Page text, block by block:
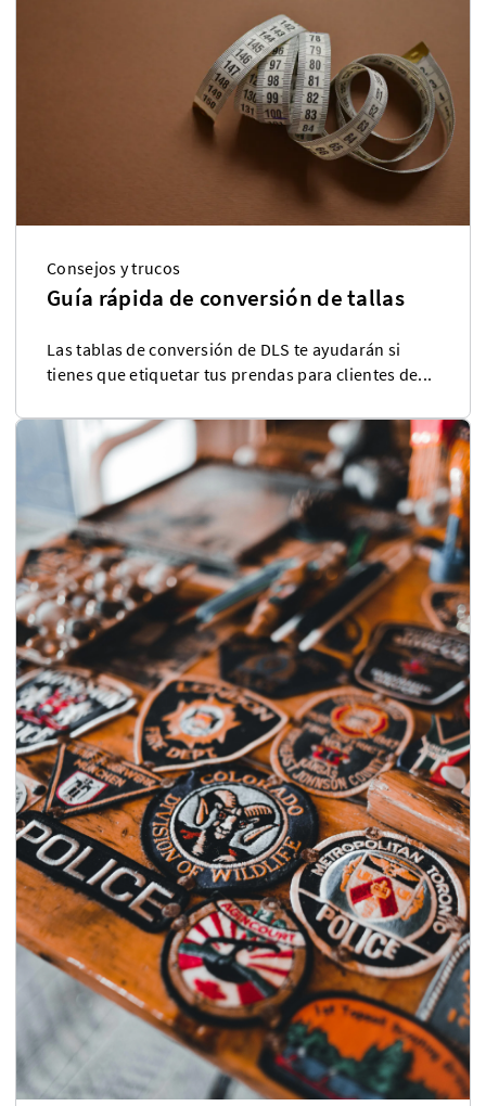
Consejos y trucos
Guía rápida de conversión de tallas
Las tablas de conversión de DLS te ayudarán si
tienes que etiquetar tus prendas para clientes de...